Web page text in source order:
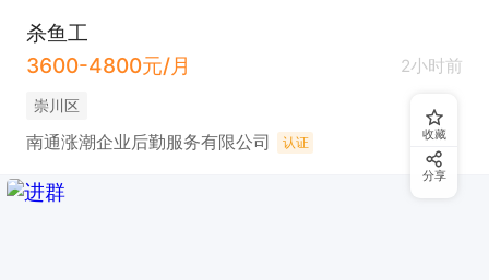
杀鱼工
3600-4800元/月
2小时前
崇川区
南通涨潮企业后勤服务有限公司 认证 收藏
分享